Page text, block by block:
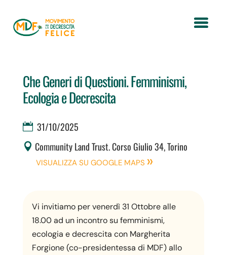
Che Generi di Questioni. Femminismi,
Ecologia e Decrescita
31/10/2025
Community Land Trust. Corso Giulio 34, Torino
VISUALIZZA SU GOOGLE MAPS
Vi invitiamo per venerdì 31 Ottobre alle
18.00 ad un incontro su femminismi,
ecologia e decrescita con Margherita
Forgione (co-presidentessa di MDF) allo